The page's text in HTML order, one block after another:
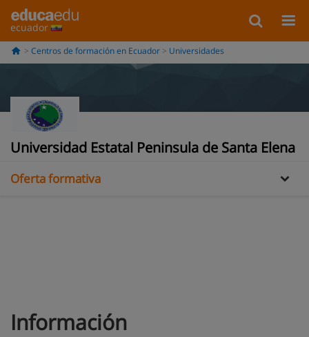
ecuador
Centros de formación en Ecuador Universidades
Universidad Estatal Peninsula de Santa Elena
Información
Opiniones
Oferta formativa
Información